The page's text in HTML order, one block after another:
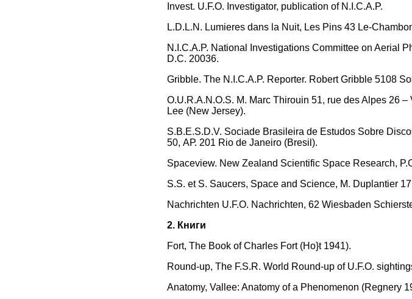
Invest. U.F.O. Investigator, publication of N.I.C.A.P.
L.D.L.N. Lumieres dans la Nuit, Les Pins 43 Le-
N.I.C.A.P. National Investigations Committee on Aerial
D.C. 20036.
Gribble. The N.I.C.A.P. Reporter. Robert Gribble 5108
O.U.R.A.N.O.S. M. Marc Thirouin 51, rue des Alpes 26
Lee (New Jersey).
S.B.E.S.D.V. Sociade Brasileira de Estudos Sobre
50, АР. 201 Rio de Janeiro (Bresil).
Spaceview. New Zealand Scientific Space Research,
S.S. et S. Saucers, Space and Science, M. Duplantier
Nachrichten U.F.O. Nachrichten, 62 Wiesbaden
2. Книги
Fort, The Book of Charles Fort (Ho}t 1941).
Round-up, The F.S.R. World Round-up of U.F.O.
Anatomy, Vallee: Anatomy of a Phenomenon (Regnery